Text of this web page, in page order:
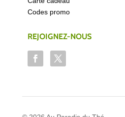
Codes promo
REJOIGNEZ-NOUS